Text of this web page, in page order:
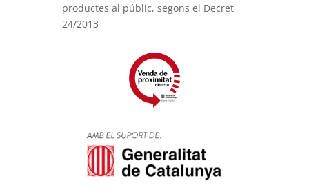
productes al públic, segons el Decret
24/2013